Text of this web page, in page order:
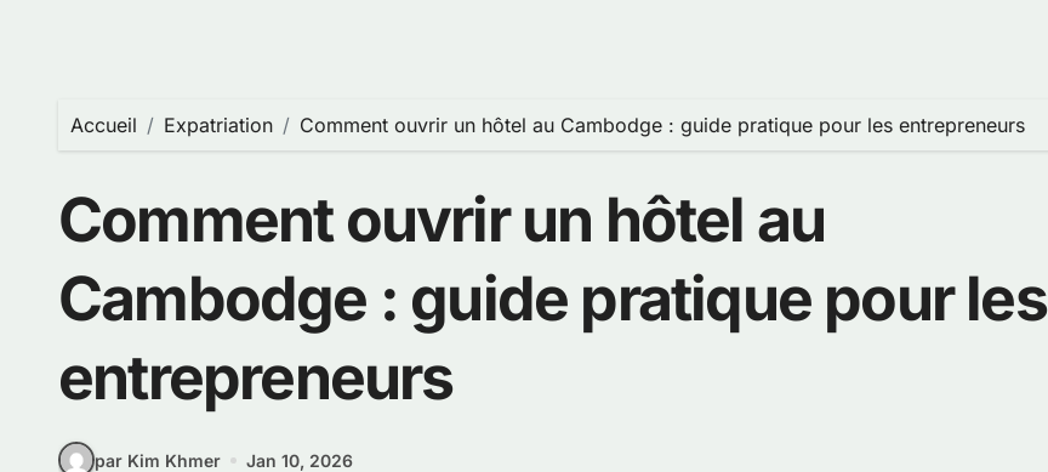
Accueil Expatriation Comment ouvrir un hôtel au Cambodge : guide pratique pour les entrepreneurs
Comment ouvrir un hôtel au
Cambodge : guide pratique pour les
entrepreneurs
par Kim Khmer Jan 10, 2026